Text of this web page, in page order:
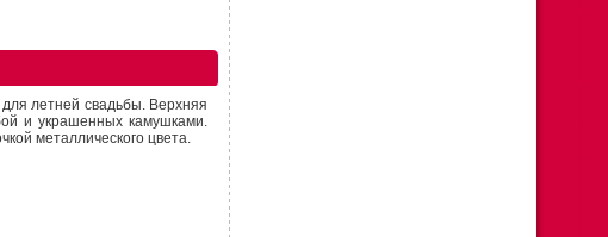
летней свадьбы. Верхняя
и украшенных камушками.
металлического цвета.